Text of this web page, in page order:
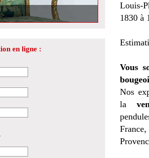
en ligne :
Louis-
1830 à
Vous
Nos
la